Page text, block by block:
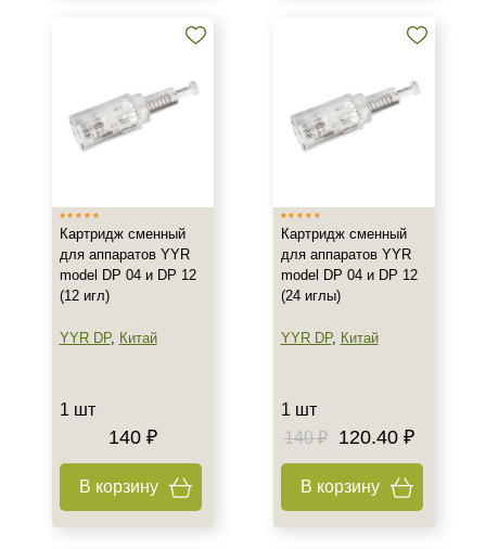
Картридж сменный
для аппаратов YYR
model DP 04 и DP 12
(12 игл)
YYR DP, Китай
1 шт
140 ₽
В корзину
Картридж сменный
для аппаратов YYR
model DP 04 и DP 12
(24 иглы)
YYR DP, Китай
1 шт
140 ₽
120.40 ₽
В корзину